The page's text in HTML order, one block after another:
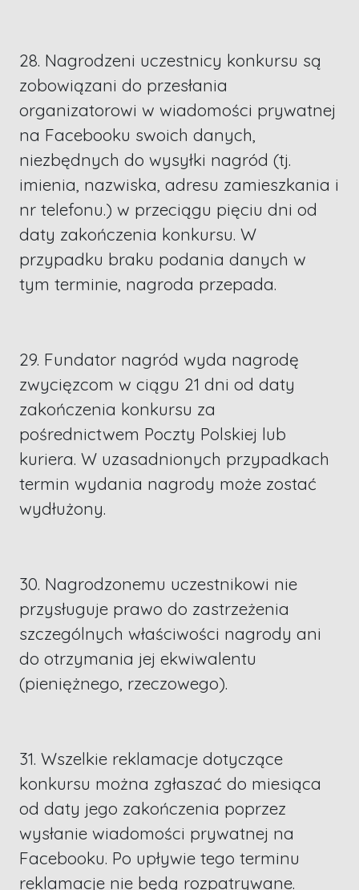
28. Nagrodzeni uczestnicy konkursu są
zobowiązani do przesłania
organizatorowi w wiadomości prywatnej
na Facebooku swoich danych,
niezbędnych do wysyłki nagród (tj.
imienia, nazwiska, adresu zamieszkania i
nr telefonu.) w przeciągu pięciu dni od
daty zakończenia konkursu. W
przypadku braku podania danych w
tym terminie, nagroda przepada.
29. Fundator nagród wyda nagrodę
zwycięzcom w ciągu 21 dni od daty
zakończenia konkursu za
pośrednictwem Poczty Polskiej lub
kuriera. W uzasadnionych przypadkach
termin wydania nagrody może zostać
wydłużony.
30. Nagrodzonemu uczestnikowi nie
przysługuje prawo do zastrzeżenia
szczególnych właściwości nagrody ani
do otrzymania jej ekwiwalentu
(pieniężnego, rzeczowego).
31. Wszelkie reklamacje dotyczące
konkursu można zgłaszać do miesiąca
od daty jego zakończenia poprzez
wysłanie wiadomości prywatnej na
Facebooku. Po upływie tego terminu
reklamacje nie będą rozpatrywane.